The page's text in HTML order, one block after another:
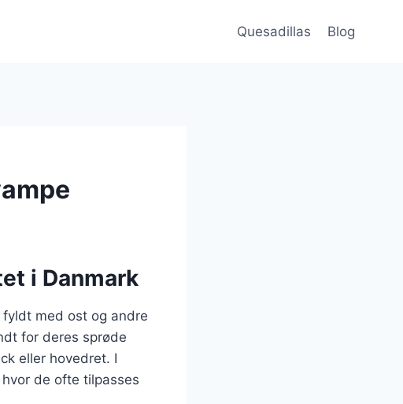
Quesadillas Blog
i Danmark
med ost og andre
for deres sprøde
eller hovedret. I
de ofte tilpasses